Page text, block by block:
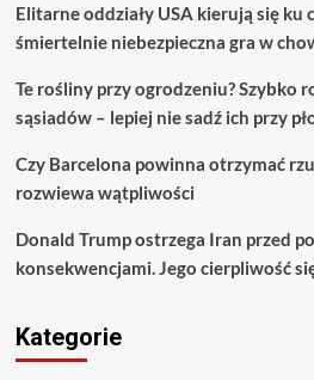
Elitarne oddziały USA kierują się ku
śmiertelnie niebezpieczna gra w
Te rośliny przy ogrodzeniu? Szybko
sąsiadów – lepiej nie sadź ich przy
Czy Barcelona powinna otrzymać
rozwiewa wątpliwości
Donald Trump ostrzega Iran przed
konsekwencjami. Jego cierpliwość
Kategorie